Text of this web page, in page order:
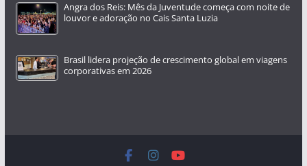
Angra dos Reis: Mês da Juventude começa com noite de
louvor e adoração no Cais Santa Luzia
Brasil lidera projeção de crescimento global em viagens
corporativas em 2026